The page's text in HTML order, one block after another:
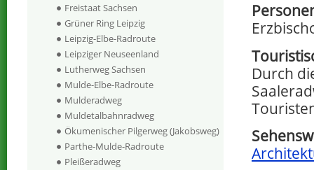
Durch
Freistaat Sachsen
Grüner Ring Leipzig
Leipzig-Elbe-Radroute
Leipziger Neuseenland
Lutherweg Sachsen
Mulde-Elbe-Radroute
Mulderadweg
Muldetalbahnradweg
Ökumenischer Pilgerweg (Jakobsweg)
Parthe-Mulde-Radroute
Pleißeradweg